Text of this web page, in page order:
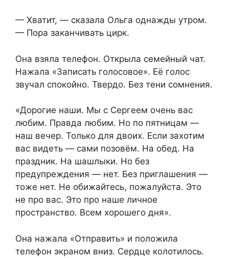
— Хватит, — сказала Ольга однажды утром.
— Пора заканчивать цирк.
Она взяла телефон. Открыла семейный чат.
Нажала «Записать голосовое». Её голос
звучал спокойно. Твердо. Без тени сомнения.
«Дорогие наши. Мы с Сергеем очень вас
любим. Правда любим. Но по пятницам —
наш вечер. Только для двоих. Если захотим
вас видеть — сами позовём. На обед. На
праздник. На шашлыки. Но без
предупреждения — нет. Без приглашения —
тоже нет. Не обижайтесь, пожалуйста. Это
не про вас. Это про наше личное
пространство. Всем хорошего дня».
Она нажала «Отправить» и положила
телефон экраном вниз. Сердце колотилось.